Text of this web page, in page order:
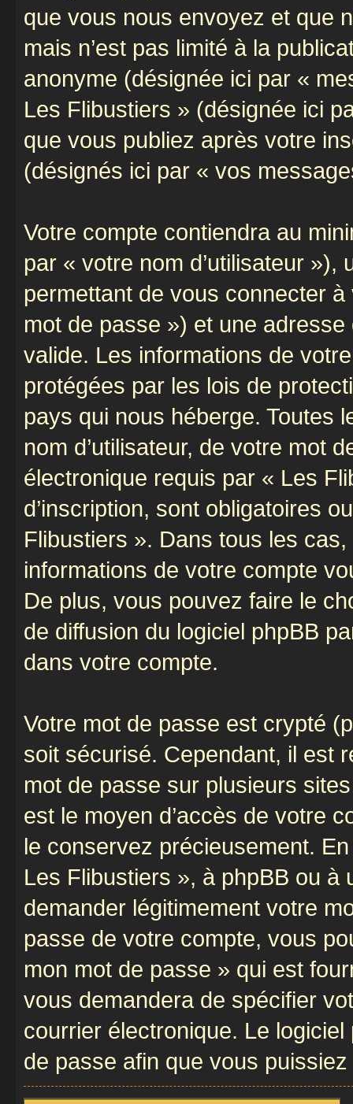
que vous nous envoyez et que
mais n’est pas limité à la
anonyme (désignée ici par «
Les Flibustiers » (désignée ici
que vous publiez après votre
(désignés ici par « vos
Votre compte contiendra au
par « votre nom d’utilisateur
permettant de vous connecter
mot de passe ») et une
valide. Les informations de
protégées par les lois de
pays qui nous héberge. Toutes
nom d’utilisateur, de votre mot
électronique requis par « Les
d’inscription, sont obligatoires
Flibustiers ». Dans tous les
informations de votre compte
De plus, vous pouvez faire le
de diffusion du logiciel phpBB
dans votre compte.
Votre mot de passe est crypté
soit sécurisé. Cependant, il est
mot de passe sur plusieurs
est le moyen d’accès de votre
le conservez précieusement.
Les Flibustiers », à phpBB ou
demander légitimement votre
passe de votre compte, vous
mon mot de passe » qui est
vous demandera de spécifier
courrier électronique. Le
de passe afin que vous